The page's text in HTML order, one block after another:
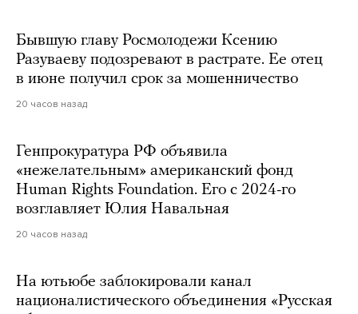
Бывшую главу Росмолодежи Ксению
Разуваеву подозревают в растрате. Ее отец
в июне получил срок за мошенничество
20 часов назад
Генпрокуратура РФ объявила
«нежелательным» американский фонд
Human Rights Foundation. Его с 2024-го
возглавляет Юлия Навальная
20 часов назад
На ютьюбе заблокировали канал
националистического объединения «Русская